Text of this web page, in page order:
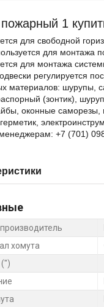
1
для свободной
для монтажа
для монтажа
регулируется
материалов: шурупы,
(зонтик),
оконные саморезы,
+7 (701)
хомута